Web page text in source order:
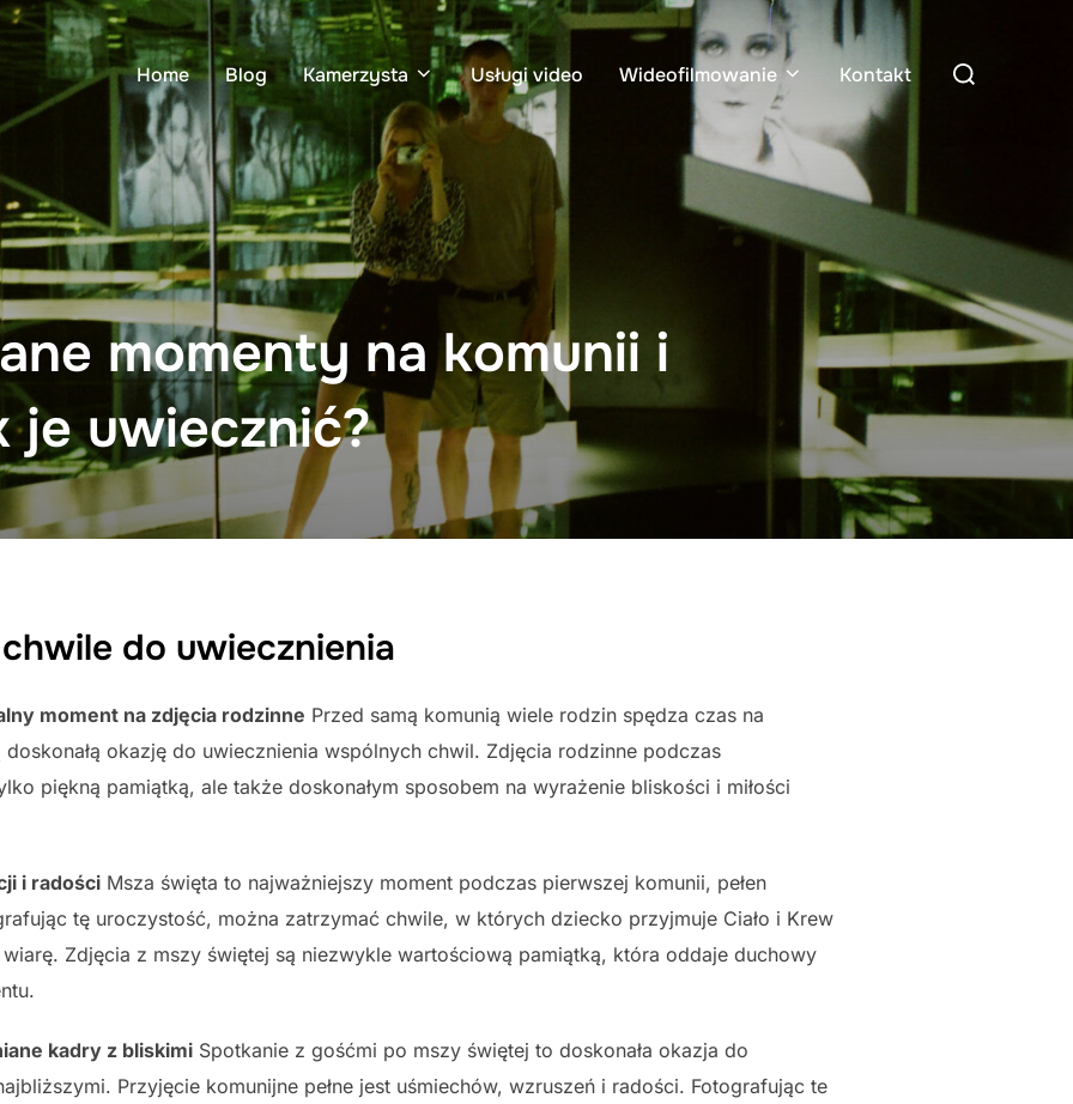
Home Blog Kamerzysta Usługi video Wideofilmowanie Kontakt
Search
momenty na komunii i
je uwiecznić?
do uwiecznienia
moment na zdjęcia rodzinne Przed samą komunią wiele rodzin spędza czas na
okazję do uwiecznienia wspólnych chwil. Zdjęcia rodzinne podczas
piękną pamiątką, ale także doskonałym sposobem na wyrażenie bliskości i miłości
i radości Msza święta to najważniejszy moment podczas pierwszej komunii, pełen
tę uroczystość, można zatrzymać chwile, w których dziecko przyjmuje Ciało i Krew
Zdjęcia z mszy świętej są niezwykle wartościową pamiątką, która oddaje duchowy
kadry z bliskimi Spotkanie z gośćmi po mszy świętej to doskonała okazja do
Przyjęcie komunijne pełne jest uśmiechów, wzruszeń i radości. Fotografując te